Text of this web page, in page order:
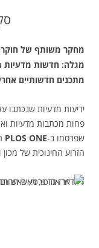
מחקר משותף של
מגלה: חדשות מדעיות
מתכנים חדשותיים
ידיעות מדעיות שנכתבו
פחות מכתבות מדעיות
שפרסמו ב-PLOS ONE
הזרוע החינוכית של מכון
ד”ר ארז גרטי, ראש